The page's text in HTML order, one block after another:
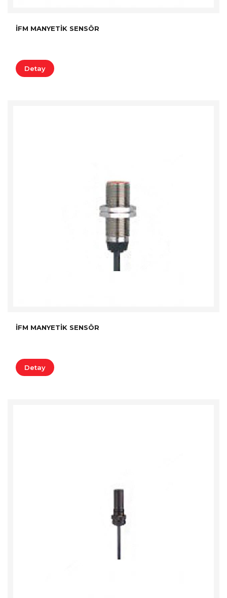
İFM MANYETIK SENSÖR
Detay
İFM MANYETIK SENSÖR
Detay